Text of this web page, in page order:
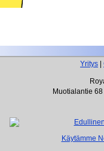
Yritys
Muotialantie
Käytämme